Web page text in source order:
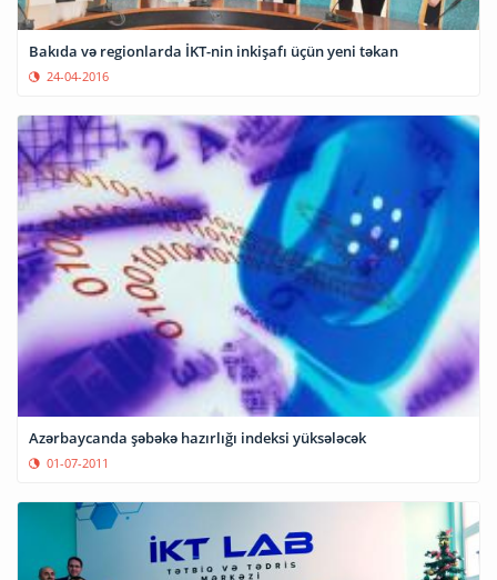
Bakıda və regionlarda İKT-nin inkişafı üçün yeni təkan
24-04-2016
Azərbaycanda şəbəkə hazırlığı indeksi yüksələcək
01-07-2011